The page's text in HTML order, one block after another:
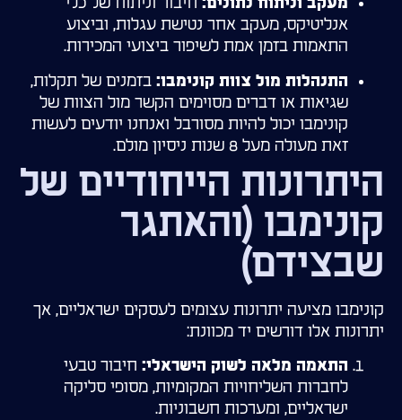
מעקב וניתוח נתונים:
אנליטיקס, מעקב אחר נטישת עגלות, וביצוע
התאמות בזמן אמת לשיפור ביצועי המכירות.
התנהלות מול צוות קונימבו: בזמנים של תקלות,
שגיאות או דברים מסוימים הקשר מול הצוות של
קונימבו יכול להיות מסורבל ואנחנו יודעים לעשות
זאת מעולה מעל 8 שנות ניסיון מולם.
היתרונות הייחודיים של
קונימבו (והאתגר
שבצידם)
קונימבו מציעה יתרונות עצומים לעסקים ישראליים, אך
יתרונות אלו דורשים יד מכוונת:
התאמה מלאה לשוק הישראלי: חיבור טבעי
לחברות השליחויות המקומיות, מסופי סליקה
ישראליים, ומערכות חשבוניות.